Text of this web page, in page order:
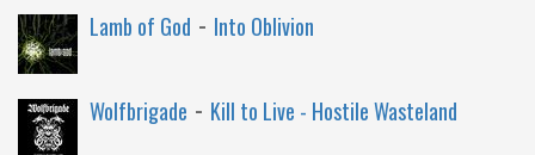
Lamb of God - Into Oblivion
Wolfbrigade - Kill to Live - Hostile Wasteland